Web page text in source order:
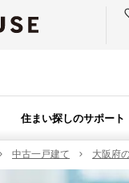
住まい探しのサポート
中古一戸建て 大阪府